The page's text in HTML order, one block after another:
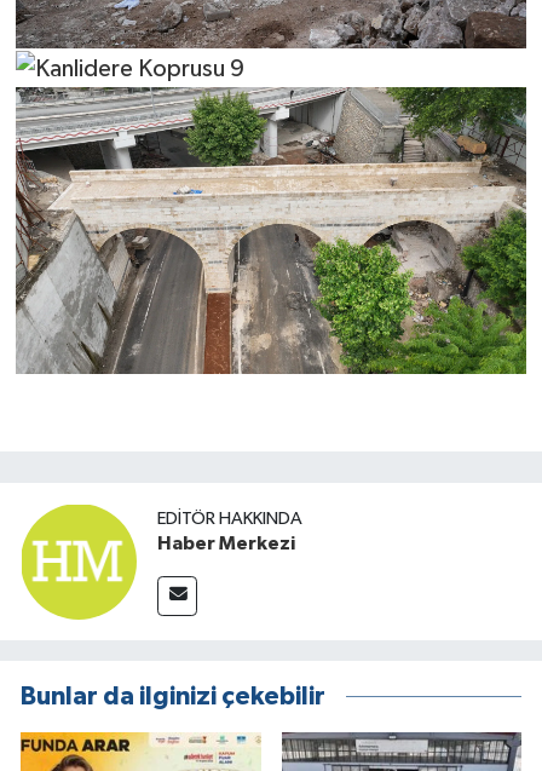
EDITÖR HAKKINDA
Haber Merkezi
Bunlar da ilginizi çekebilir